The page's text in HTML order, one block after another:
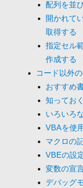
配列を並
開かれて
取得する
指定セル
作成する
コード以外
おすすめ
知ってお
いろいろ
VBAを使
マクロの
VBEの設
変数の宣
デバッグ